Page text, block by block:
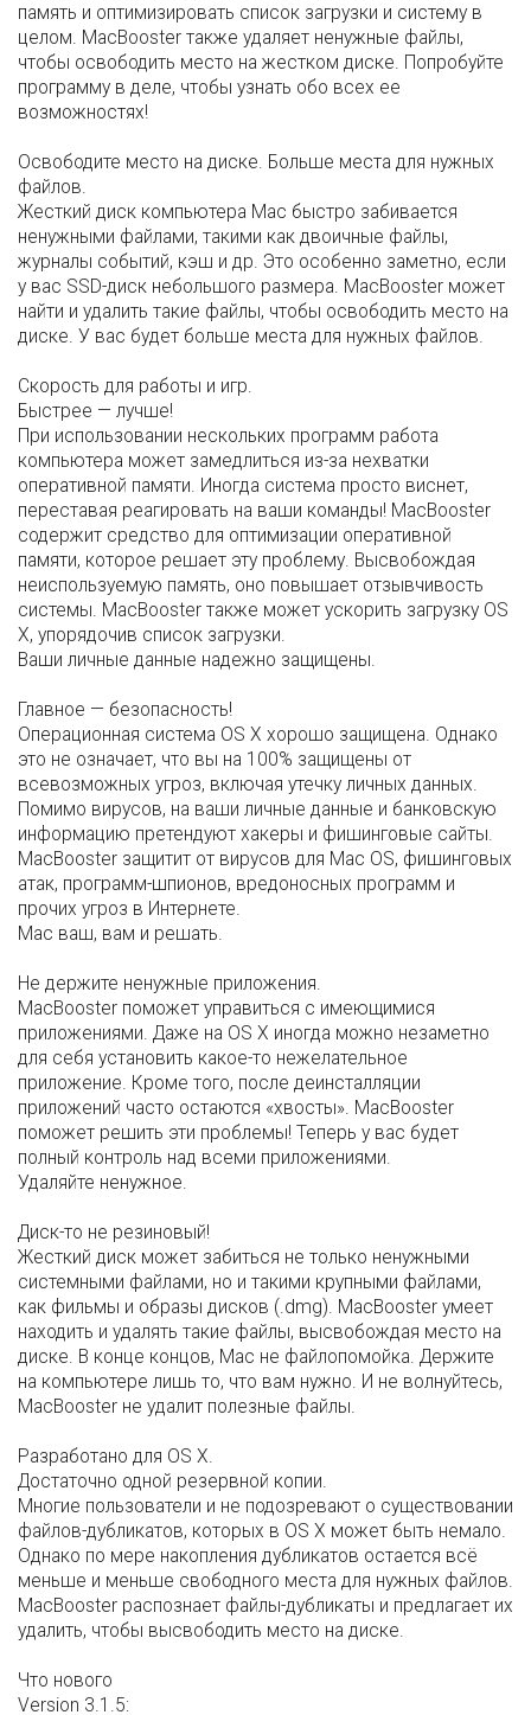
память и оптимизировать список загрузки и систему в
целом. MacBooster также удаляет ненужные файлы,
чтобы освободить место на жестком диске. Попробуйте
программу в деле, чтобы узнать обо всех ее
возможностях!
Освободите место на диске. Больше места для нужных
файлов.
Жесткий диск компьютера Mac быстро забивается
ненужными файлами, такими как двоичные файлы,
журналы событий, кэш и др. Это особенно заметно, если
у вас SSD-диск небольшого размера. MacBooster может
найти и удалить такие файлы, чтобы освободить место на
диске. У вас будет больше места для нужных файлов.
Скорость для работы и игр.
Быстрее — лучше!
При использовании нескольких программ работа
компьютера может замедлиться из-за нехватки
оперативной памяти. Иногда система просто виснет,
переставая реагировать на ваши команды! MacBooster
содержит средство для оптимизации оперативной
памяти, которое решает эту проблему. Высвобождая
неиспользуемую память, оно повышает отзывчивость
системы. MacBooster также может ускорить загрузку OS
X, упорядочив список загрузки.
Ваши личные данные надежно защищены.
Главное — безопасность!
Операционная система OS X хорошо защищена. Однако
это не означает, что вы на 100% защищены от
всевозможных угроз, включая утечку личных данных.
Помимо вирусов, на ваши личные данные и банковскую
информацию претендуют хакеры и фишинговые сайты.
MacBooster защитит от вирусов для Mac OS, фишинговых
атак, программ-шпионов, вредоносных программ и
прочих угроз в Интернете.
Mac ваш, вам и решать.
Не держите ненужные приложения.
MacBooster поможет управиться с имеющимися
приложениями. Даже на OS X иногда можно незаметно
для себя установить какое-то нежелательное
приложение. Кроме того, после деинсталляции
приложений часто остаются «хвосты». MacBooster
поможет решить эти проблемы! Теперь у вас будет
полный контроль над всеми приложениями.
Удаляйте ненужное.
Диск-то не резиновый!
Жесткий диск может забиться не только ненужными
системными файлами, но и такими крупными файлами,
как фильмы и образы дисков (.dmg). MacBooster умеет
находить и удалять такие файлы, высвобождая место на
диске. В конце концов, Mac не файлопомойка. Держите
на компьютере лишь то, что вам нужно. И не волнуйтесь,
MacBooster не удалит полезные файлы.
Разработано для OS X.
Достаточно одной резервной копии.
Многие пользователи и не подозревают о существовании
файлов-дубликатов, которых в OS X может быть немало.
Однако по мере накопления дубликатов остается всё
меньше и меньше свободного места для нужных файлов.
MacBooster распознает файлы-дубликаты и предлагает их
удалить, чтобы высвободить место на диске.
Что нового
Version 3.1.5: